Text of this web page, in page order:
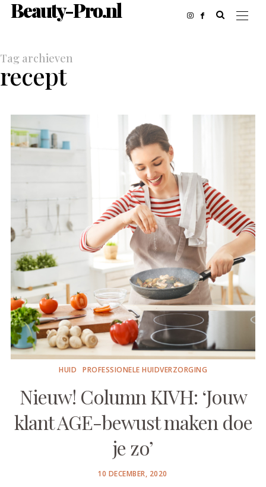
Beauty-Pro.nl
Tag archieven
recept
HUID PROFESSIONELE HUIDVERZORGING
Nieuw! Column KIVH: ‘Jouw
klant AGE-bewust maken doe
je zo’
POSTED
10 DECEMBER, 2020